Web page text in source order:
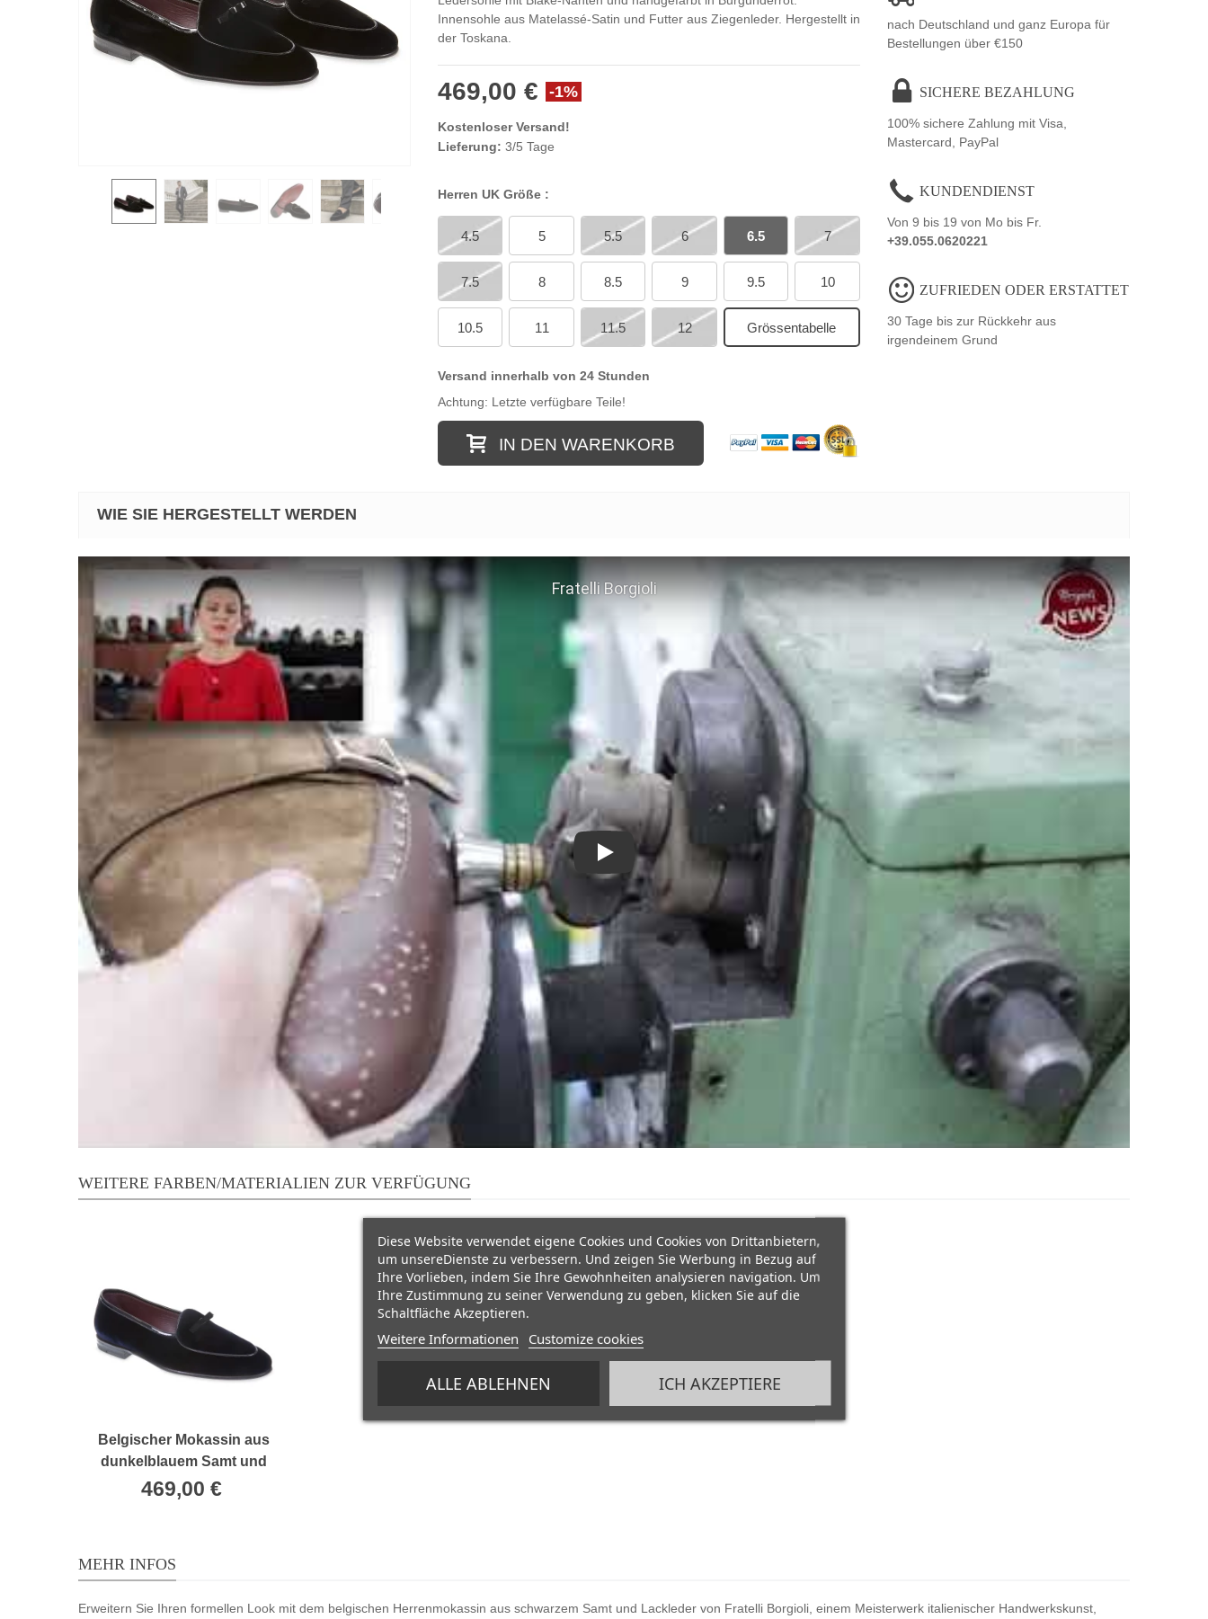
Innensohle aus Matelassé-Satin und Futter aus Ziegenleder. Hergestellt in
der Toskana.
469,00 € -1%
Kostenloser Versand!
Lieferung: 3/5 Tage
Herren UK Größe :
4.5 5 5.5 6 6.5 7
7.5 8 8.5 9 9.5 10
10.5 11 11.5 12 Grössentabelle
Versand innerhalb von 24 Stunden
Achtung: Letzte verfügbare Teile!
IN DEN WARENKORB
nach Deutschland und ganz Europa für
Bestellungen über €150
SICHERE BEZAHLUNG
100% sichere Zahlung mit Visa,
Mastercard, PayPal
KUNDENDIENST
Von 9 bis 19 von Mo bis Fr.
+39.055.0620221
ZUFRIEDEN ODER ERSTATTET
30 Tage bis zur Rückkehr aus
irgendeinem Grund
WIE SIE HERGESTELLT WERDEN
Play
WEITERE FARBEN/MATERIALIEN ZUR VERFÜGUNG
Belgischer Mokassin aus
dunkelblauem Samt und
Lackleder, handgefertigt
von Fratelli Borgioli
469,00 €
MEHR INFOS
Erweitern Sie Ihren formellen Look mit dem belgischen Herrenmokassin aus schwarzem Samt und Lackleder von Fratelli Borgioli, einem Meisterwerk italienischer Handwerkskunst,
Diese Website verwendet eigene Cookies und Cookies von Drittanbietern,
um unsereDienste zu verbessern. Und zeigen Sie Werbung in Bezug auf
Ihre Vorlieben, indem Sie Ihre Gewohnheiten analysieren navigation. Um
Ihre Zustimmung zu seiner Verwendung zu geben, klicken Sie auf die
Schaltfläche Akzeptieren.
Weitere Informationen Customize cookies
ALLE ABLEHNEN ICH AKZEPTIERE